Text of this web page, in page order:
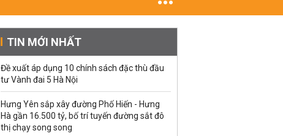
TIN MỚI NHẤT
Đề xuất áp dụng 10 chính sách đặc thù đầu
tư Vành đai 5 Hà Nội
Hưng Yên sắp xây đường Phố Hiến - Hưng
Hà gần 16.500 tỷ, bố trí tuyến đường sắt đô
thị chạy song song